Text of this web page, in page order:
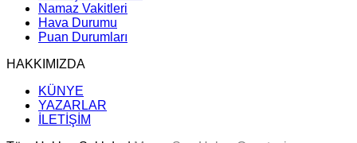
Namaz Vakitleri
Hava Durumu
Puan Durumları
HAKKIMIZDA
KÜNYE
YAZARLAR
İLETİŞİM